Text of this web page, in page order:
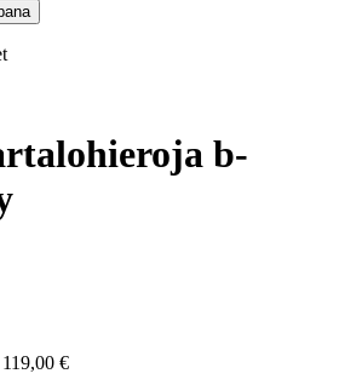
b-
119,00 €